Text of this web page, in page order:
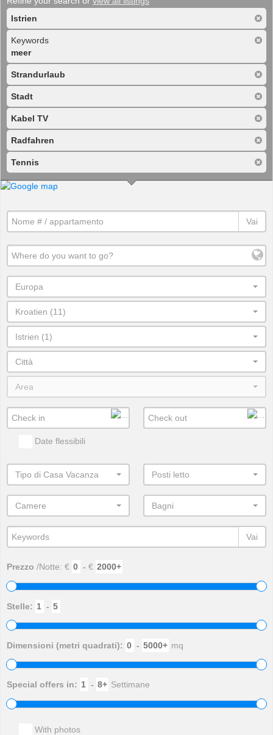
Istrien
Keywords
meer
Strandurlaub
Stadt
Kabel TV
Radfahren
Tennis
Vai
Europa
Kroatien (11)
Istrien (1)
Città
Area
Date flessibili
Tipo di Casa Vacanza Posti letto
Camere Bagni
Vai
Prezzo /Notte: € - €
Stelle: -
Dimensioni (metri quadrati): - mq
Special offers in: - Settimane
With photos